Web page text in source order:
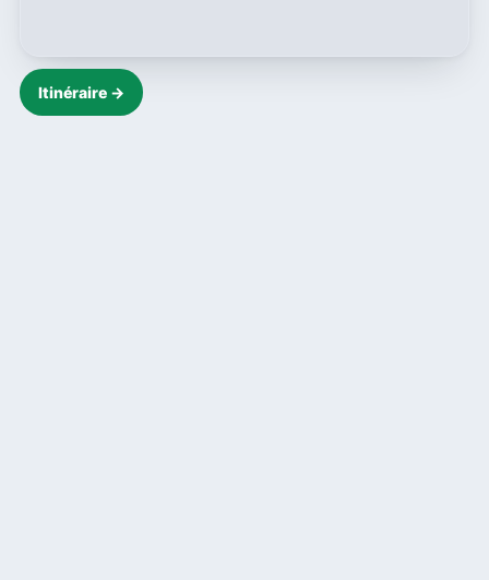
Itinéraire →